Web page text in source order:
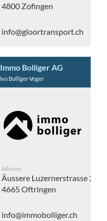
4800 Zofingen
info@gloortransport.ch
Immo Bolliger AG
Ivo Bolliger-Voger
Adresse
Äussere Luzernerstrasse 20
4665 Oftringen
info@immobolliger.ch